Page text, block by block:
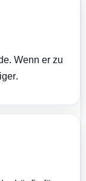
Wenn er zu